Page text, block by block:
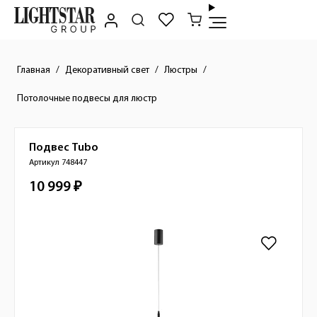
Главная Декоративный свет Люстры
Потолочные подвесы для люстр
Краткое описание товара
Изображения товара
Подвес Tubo
Артикул 748447
Стоимость товара
10 999 ₽